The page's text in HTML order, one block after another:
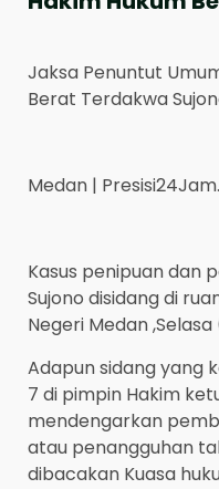
Jaksa Penuntut
Berat Terdakwa
Medan |
Kasus penipuan dan
Sujono disidang di
Negeri Medan ,Selasa
Adapun sidang yang
7 di pimpin Hakim
mendengarkan
atau penangguhan
dibacakan Kuasa